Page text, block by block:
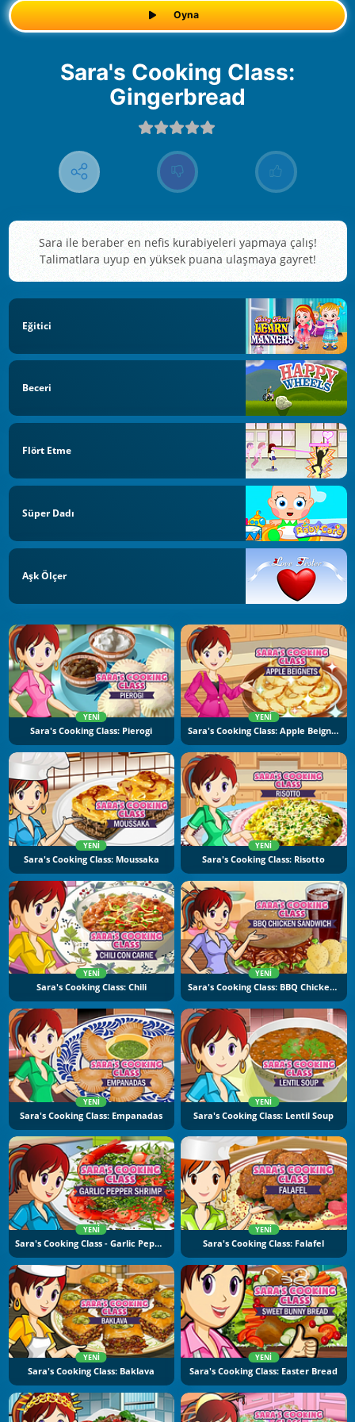
Oyna
Sara's Cooking Class:
Gingerbread
Sara ile beraber en nefis kurabiyeleri yapmaya çalış!
Talimatlara uyup en yüksek puana ulaşmaya gayret!
Eğitici
Beceri
Flört Etme
Süper Dadı
Aşk Ölçer
YENI
Sara's Cooking Class: Pierogi
YENI
Sara's Cooking Class: Apple Beignets
YENI
Sara's Cooking Class: Moussaka
YENI
Sara's Cooking Class: Risotto
YENI
Sara's Cooking Class: Chili
YENI
Sara's Cooking Class: BBQ Chicken Sandwich
YENI
Sara's Cooking Class: Empanadas
YENI
Sara's Cooking Class: Lentil Soup
YENI
Sara's Cooking Class - Garlic Pepper Shrimp
YENI
Sara's Cooking Class: Falafel
YENI
Sara's Cooking Class: Baklava
YENI
Sara's Cooking Class: Easter Bread